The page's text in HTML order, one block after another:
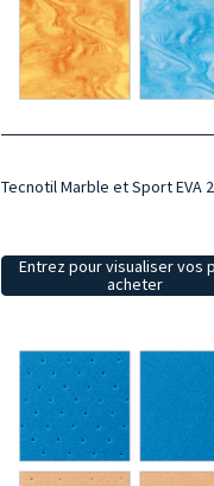
Tecnotil Marble et Sport EVA
Entrez pour visualiser vos
acheter